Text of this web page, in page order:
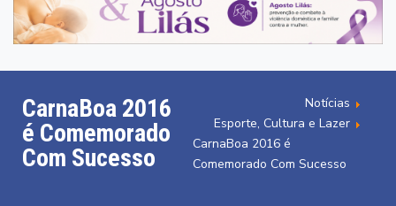
CarnaBoa 2016
é Comemorado
Com Sucesso
Notícias
Esporte, Cultura e Lazer
CarnaBoa 2016 é
Comemorado Com Sucesso